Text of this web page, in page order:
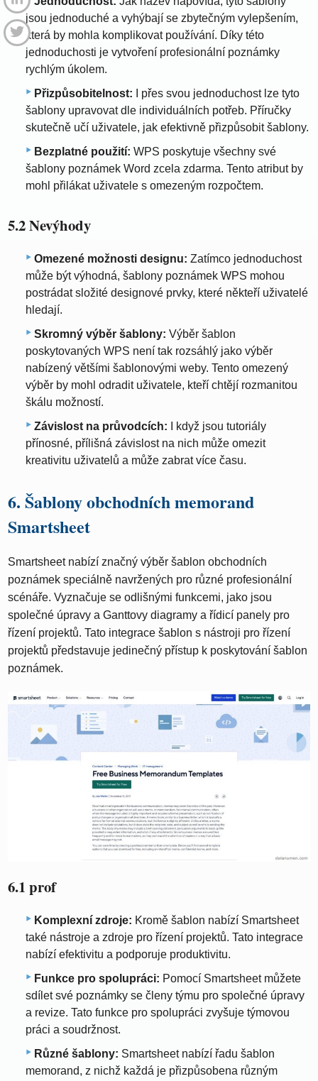
jsou jednoduché a vyhýbají se zbytečným vylepšením,
která by mohla komplikovat používání. Díky této
jednoduchosti je vytvoření profesionální poznámky
rychlým úkolem.
Přizpůsobitelnost: I přes svou jednoduchost lze tyto
šablony upravovat dle individuálních potřeb. Příručky
skutečně učí uživatele, jak efektivně přizpůsobit šablony.
Bezplatné použití: WPS poskytuje všechny své
šablony poznámek Word zcela zdarma. Tento atribut by
mohl přilákat uživatele s omezeným rozpočtem.
5.2 Nevýhody
Omezené možnosti designu: Zatímco jednoduchost
může být výhodná, šablony poznámek WPS mohou
postrádat složité designové prvky, které někteří uživatelé
hledají.
Skromný výběr šablony: Výběr šablon
poskytovaných WPS není tak rozsáhlý jako výběr
nabízený většími šablonovými weby. Tento omezený
výběr by mohl odradit uživatele, kteří chtějí rozmanitou
škálu možností.
Závislost na průvodcích: I když jsou tutoriály
přínosné, přílišná závislost na nich může omezit
kreativitu uživatelů a může zabrat více času.
6. Šablony obchodních memorand
Smartsheet
Smartsheet nabízí značný výběr šablon obchodních
poznámek speciálně navržených pro různé profesionální
scénáře. Vyznačuje se odlišnými funkcemi, jako jsou
společné úpravy a Ganttovy diagramy a řídicí panely pro
řízení projektů. Tato integrace šablon s nástroji pro řízení
projektů představuje jedinečný přístup k poskytování šablon
poznámek.
6.1 prof
Komplexní zdroje: Kromě šablon nabízí Smartsheet
také nástroje a zdroje pro řízení projektů. Tato integrace
nabízí efektivitu a podporuje produktivitu.
Funkce pro spolupráci: Pomocí Smartsheet můžete
sdílet své poznámky se členy týmu pro společné úpravy
a revize. Tato funkce pro spolupráci zvyšuje týmovou
práci a soudržnost.
Různé šablony: Smartsheet nabízí řadu šablon
memorand, z nichž každá je přizpůsobena různým